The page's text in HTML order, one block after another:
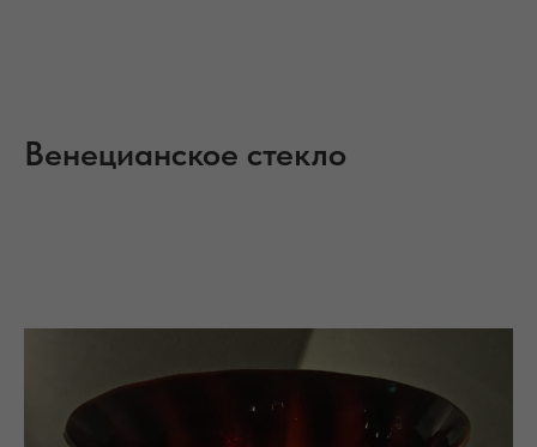
Венецианское стекло